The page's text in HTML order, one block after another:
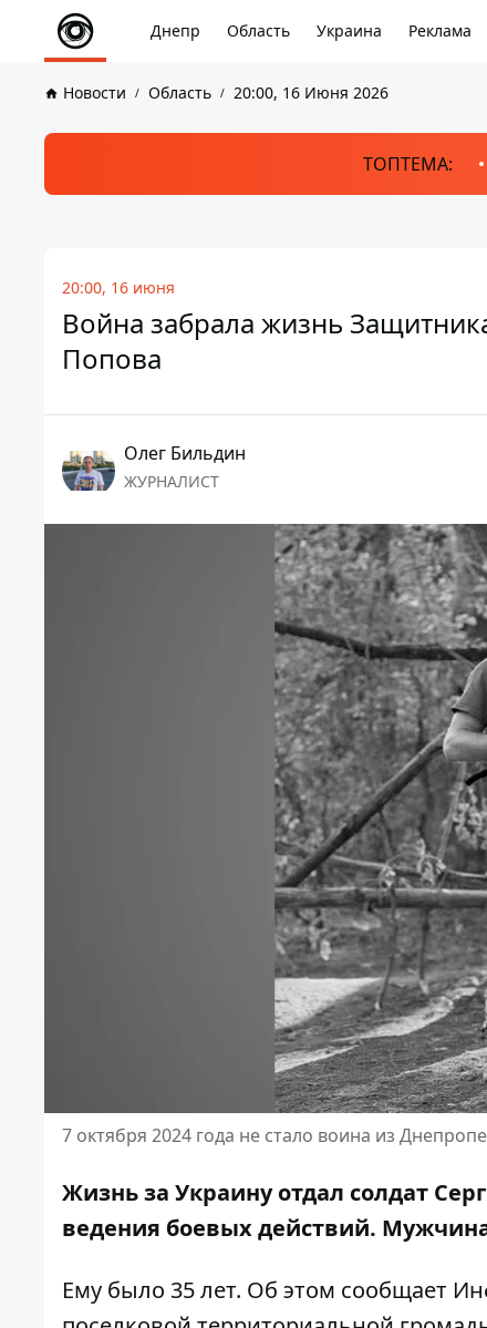
Днепр Область Украина Реклама
Новости Область 20:00, 16 Июня 2026
ТОПТЕМА:
20:00, 16 июня
Война забрала жизнь
Попова
Олег Бильдин
ЖУРНАЛИСТ
7 октября 2024 года не стало воина из
Жизнь за Украину отдал солдат
ведения боевых действий.
Ему было 35 лет. Об этом сообщает